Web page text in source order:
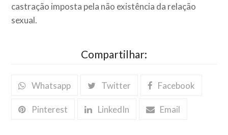
castração imposta pela não existência da relação
sexual.
Compartilhar:
Whatsapp Twitter Facebook
Pinterest LinkedIn Email